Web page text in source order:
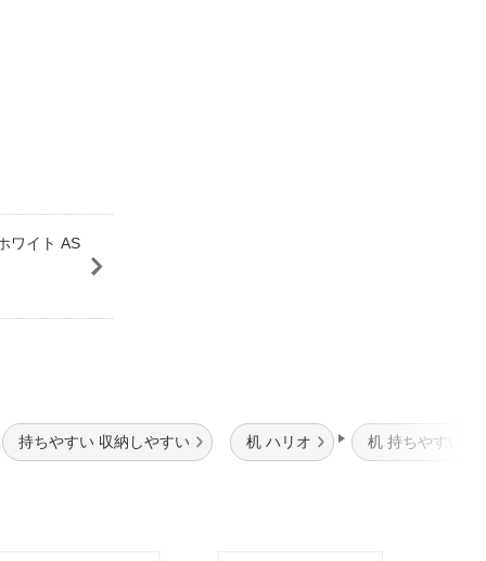
ワイト AS
持ちやすい 収納しやすい 机 ハリオ 机 持ちやすい